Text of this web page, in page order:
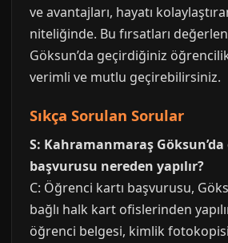
ve avantajları, hayatı
niteliğinde. Bu fırsatları
Göksun’da geçirdiğiniz öğrencilik
verimli ve mutlu geçirebilirsiniz.
Sıkça Sorulan Sorular
S: Kahramanmaraş
başvurusu nereden yapılır?
C: Öğrenci kartı başvurusu,
bağlı halk kart ofislerinden
öğrenci belgesi, kimlik